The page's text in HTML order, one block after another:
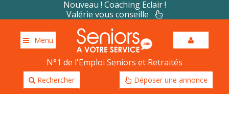
Nouveau ! Coaching Eclair !
Valérie vous conseille
Menu
N°1 de l'Emploi Seniors et Retraités
Rechercher Déposer une annonce